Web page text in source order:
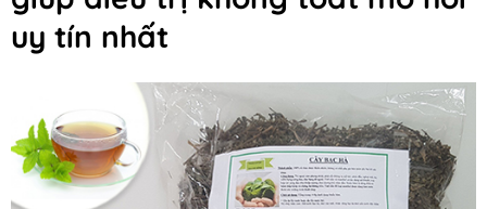
uy tín nhất